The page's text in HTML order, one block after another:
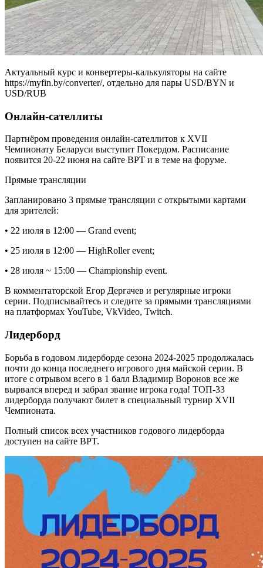
Актуальный курс и конвертеры-калькуляторы на сайте
https://myfin.by/converter/, отдельно для пары USD/BYN и
USD/RUB
Онлайн-сателлиты
Партнёром проведения онлайн-сателлитов к XVII
Чемпионату Беларуси выступит Покердом. Расписание
появится 20-22 июня на сайте BPT и в теме на форуме.
Прямые трансляции
Запланировано 3 прямые трансляции c открытыми картами
для зрителей:
• 22 июля в 12:00 — Grand event;
• 25 июля в 12:00 — HighRoller event;
• 28 июля ~ 15:00 — Championship event.
В комментаторской Егор Дергачев и регулярные игроки
серии. Подписывайтесь и следите за прямыми трансляциями
на платформах YouTube, VkVideo, Twitch.
Лидерборд
Борьба в годовом лидерборде сезона 2024-2025 продолжалась
почти до конца последнего игрового дня майской серии. В
итоге с отрывом всего в 1 балл Владимир Воронов все же
вырвался вперед и забрал звание игрока года! ТОП-33
лидерборда получают билет в специальный турнир XVII
Чемпионата.
Полный список всех участников годового лидерборда
доступен на сайте BPT.